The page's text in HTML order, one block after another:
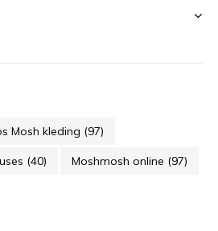
Mosh kleding (97)
(40) Moshmosh online (97)